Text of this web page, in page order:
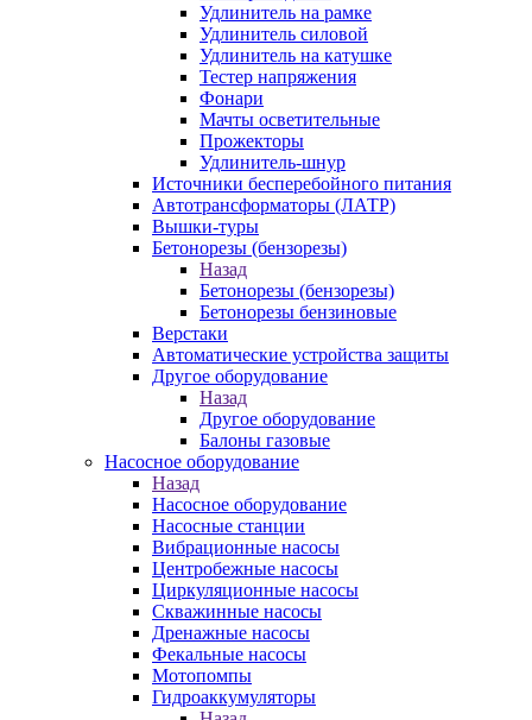
Удлинитель на рамке
Удлинитель силовой
Удлинитель на катушке
Тестер напряжения
Фонари
Мачты осветительные
Прожекторы
Удлинитель-шнур
Источники бесперебойного питания
Автотрансформаторы (ЛАТР)
Вышки-туры
Бетонорезы (бензорезы)
Назад
Бетонорезы (бензорезы)
Бетонорезы бензиновые
Верстаки
Автоматические устройства защиты
Другое оборудование
Назад
Другое оборудование
Балоны газовые
Насосное оборудование
Назад
Насосное оборудование
Насосные станции
Вибрационные насосы
Центробежные насосы
Циркуляционные насосы
Скважинные насосы
Дренажные насосы
Фекальные насосы
Мотопомпы
Гидроаккумуляторы